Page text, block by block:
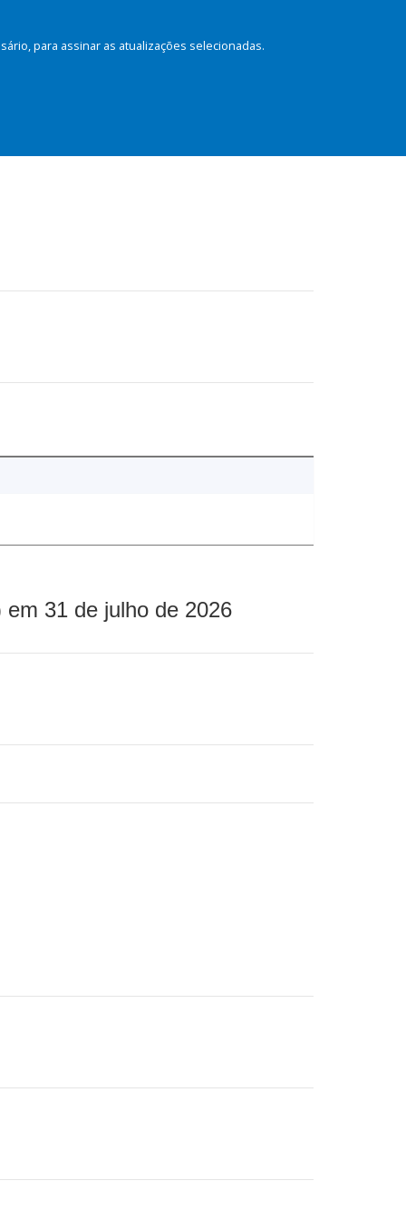
para assinar as atualizações selecionadas.
31 de julho de 2026